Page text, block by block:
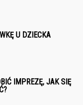
U DZIECKA
IMPREZĘ, JAK SIĘ